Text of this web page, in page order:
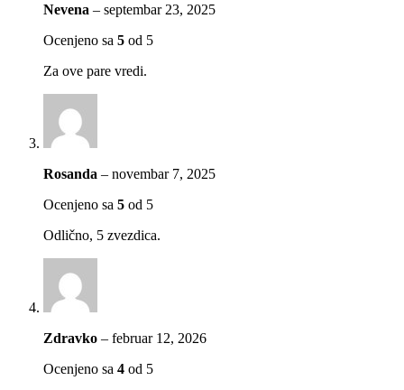
Nevena – septembar 23, 2025
Ocenjeno sa 5 od 5
Za ove pare vredi.
Rosanda – novembar 7, 2025
Ocenjeno sa 5 od 5
Odlično, 5 zvezdica.
Zdravko – februar 12, 2026
Ocenjeno sa 4 od 5